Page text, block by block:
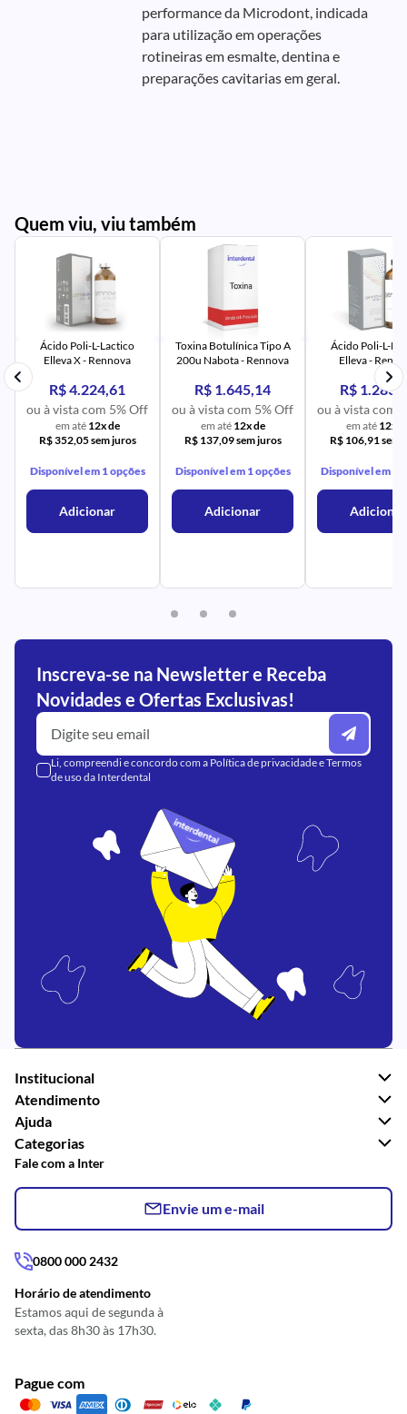
performance da Microdont, indicada
para utilização em operações
rotineiras em esmalte, dentina e
preparações cavitarias em geral.
Quem viu, viu também
UR
Ácido Poli-L-Lactico
Elleva X - Rennova
R$ 4.224,61
ou à vista com 5% Off
em até 12x de
R$ 352,05 sem juros
Disponível em 1 opções
Adicionar
Toxina Botulínica Tipo A
200u Nabota - Rennova
R$ 1.645,14
ou à vista com 5% Off
em até 12x de
R$ 137,09 sem juros
Disponível em 1 opções
Adicionar
UR
Ácido Poli-L-
Elleva -
R$
ou à vista com
em até 12x
R$ 106,91 sem
Disponível em 1
Adicionar
Inscreva-se na Newsletter e Receba
Novidades e Ofertas Exclusivas!
Li, compreendi e concordo com a Política de privacidadeeTermos
de usoda Interdental
Institucional
Atendimento
Ajuda
Categorias
Fale com a Inter
Envie um e-mail
0800 000 2432
Horário de atendimento
Estamos aqui de segunda à
sexta, das 8h30 às 17h30.
Pague com